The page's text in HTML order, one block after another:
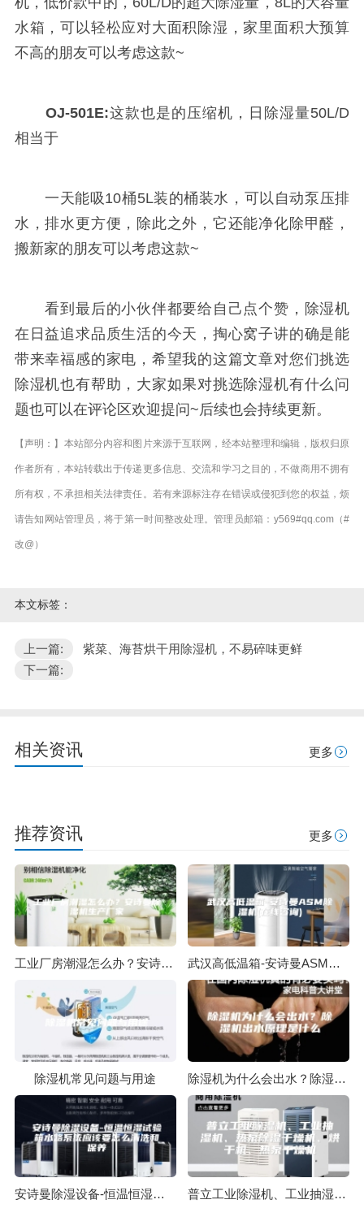
水箱，可以轻松应对大面积除湿，家里面积大预算
不高的朋友可以考虑这款~
OJ-501E:这款也是的压缩机，日除湿量50L/D
相当于
一天能吸10桶5L装的桶装水，可以自动泵压排
水，排水更方便，除此之外，它还能净化除甲醛，
搬新家的朋友可以考虑这款~
看到最后的小伙伴都要给自己点个赞，除湿机
在日益追求品质生活的今天，掏心窝子讲的确是能
带来幸福感的家电，希望我的这篇文章对您们挑选
除湿机也有帮助，大家如果对挑选除湿机有什么问
题也可以在评论区欢迎提问~后续也会持续更新。
【声明：】本站部分内容和图片来源于互联网，经本站整理和编辑，版权归原
作者所有，本站转载出于传递更多信息、交流和学习之目的，不做商用不拥有
所有权，不承担相关法律责任。若有来源标注存在错误或侵犯到您的权益，烦
请告知网站管理员，将于第一时间整改处理。管理员邮箱：y569#qq.com（#
改@）
本文标签：
上一篇:
紫菜、海苔烘干用除湿机，不易碎味更鲜
下一篇:
相关资讯 更多
推荐资讯 更多
工业厂房潮湿怎么办？安诗曼除湿机生产厂家 武汉高低温箱-安诗曼ASM除湿机(在线咨询)
除湿机常见问题与用途 除湿机为什么会出水？除湿机出水原理是什么
安诗曼除湿设备-恒温恒湿试验箱水路系统应该要怎么清洗和保养 普立工业除湿机、工业抽湿机、热泵除湿干燥机、烘干机、热泵干燥机